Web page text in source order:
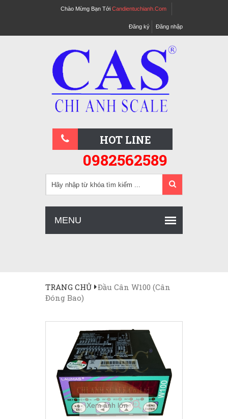
Chào Mừng Bạn Tới Candientuchianh.com
Đăng ký Đăng nhập
HOT LINE
0982562589
MENU
TRANG CHỦ Đầu Cân W100 (Cân
Đóng Bao)
Xem ảnh lớn